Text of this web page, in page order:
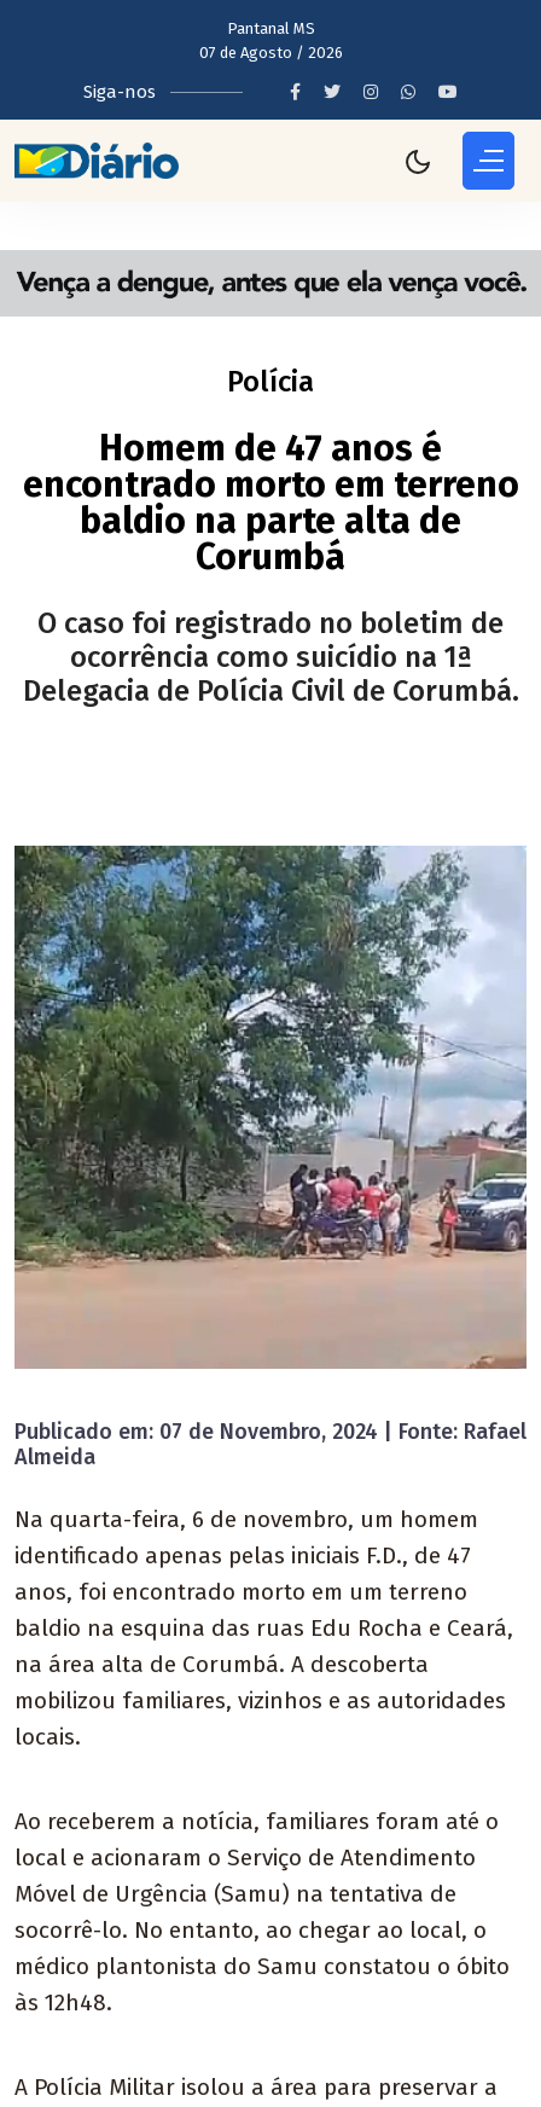
Pantanal MS
07 de Agosto / 2026
Siga-nos
Polícia
Homem de 47 anos é
encontrado morto em terreno
baldio na parte alta de
Corumbá
O caso foi registrado no boletim de
ocorrência como suicídio na 1ª
Delegacia de Polícia Civil de Corumbá.
Publicado em: 07 de Novembro, 2024 | Fonte: Rafael
Almeida
Na quarta-feira, 6 de novembro, um homem
identificado apenas pelas iniciais F.D., de 47
anos, foi encontrado morto em um terreno
baldio na esquina das ruas Edu Rocha e Ceará,
na área alta de Corumbá. A descoberta
mobilizou familiares, vizinhos e as autoridades
locais.
Ao receberem a notícia, familiares foram até o
local e acionaram o Serviço de Atendimento
Móvel de Urgência (Samu) na tentativa de
socorrê-lo. No entanto, ao chegar ao local, o
médico plantonista do Samu constatou o óbito
às 12h48.
A Polícia Militar isolou a área para preservar a